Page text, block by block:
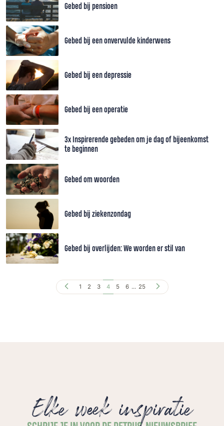
Gebed bij pensioen
Gebed bij een onvervulde kinderwens
Gebed bij een depressie
Gebed bij een operatie
3x Inspirerende gebeden om je dag of bijeenkomst
te beginnen
Gebed om woorden
Gebed bij ziekenzondag
Gebed bij overlijden: We worden er stil van
1 2 3 4 5 6 ... 25
Elke week inspiratie